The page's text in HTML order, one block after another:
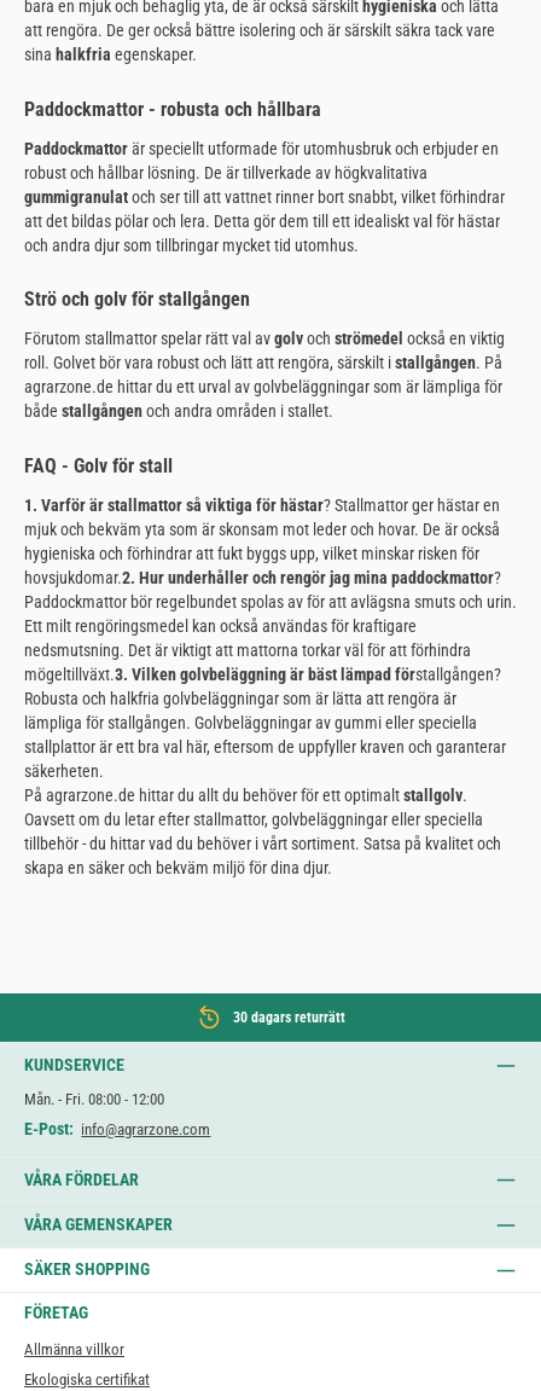
bara en mjuk och behaglig yta, de är också särskilt hygieniska och lätta
att rengöra. De ger också bättre isolering och är särskilt säkra tack vare
sina halkfria egenskaper.
Paddockmattor - robusta och hållbara
Paddockmattorär speciellt utformade för utomhusbruk och erbjuder en
robust och hållbar lösning. De är tillverkade av högkvalitativa
gummigranulatoch ser till att vattnet rinner bort snabbt, vilket förhindrar
att det bildas pölar och lera. Detta gör dem till ett idealiskt val för hästar
och andra djur som tillbringar mycket tid utomhus.
Strö och golv för stallgången
Förutom stallmattor spelar rätt val avgolvoch strömedel också en viktig
roll. Golvet bör vara robust och lätt att rengöra, särskilt istallgången. På
agrarzone.de hittar du ett urval av golvbeläggningar som är lämpliga för
både stallgångenoch andra områden i stallet.
FAQ - Golv för stall
1. Varför är stallmattor så viktiga för hästar? Stallmattor ger hästar en
mjuk och bekväm yta som är skonsam mot leder och hovar. De är också
hygieniska och förhindrar att fukt byggs upp, vilket minskar risken för
hovsjukdomar.2. Hur underhåller och rengör jag mina paddockmattor?
Paddockmattor bör regelbundet spolas av för att avlägsna smuts och urin.
Ett milt rengöringsmedel kan också användas för kraftigare
nedsmutsning. Det är viktigt att mattorna torkar väl för att förhindra
mögeltillväxt.3. Vilken golvbeläggning är bäst lämpad förstallgången?
Robusta och halkfria golvbeläggningar som är lätta att rengöra är
lämpliga för stallgången. Golvbeläggningar av gummi eller speciella
stallplattor är ett bra val här, eftersom de uppfyller kraven och garanterar
säkerheten.
På agrarzone.de hittar du allt du behöver för ett optimaltstallgolv.
Oavsett om du letar efter stallmattor, golvbeläggningar eller speciella
tillbehör - du hittar vad du behöver i vårt sortiment. Satsa på kvalitet och
skapa en säker och bekväm miljö för dina djur.
30 dagars returrätt
KUNDSERVICE
Mån. - Fri. 08:00 - 12:00
E-Post: info@agrarzone.com
VÅRA FÖRDELAR
VÅRA GEMENSKAPER
SÄKER SHOPPING
FÖRETAG
Allmänna villkor
Ekologiska certifikat